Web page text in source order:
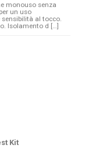
monouso senza
un uso
sensibilità al tocco.
Isolamento d […]
Kit